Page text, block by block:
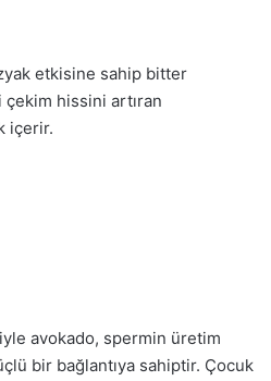
etkisine sahip bitter
hissini artıran
içerir.
avokado, spermin üretim
bir bağlantıya sahiptir. Çocuk